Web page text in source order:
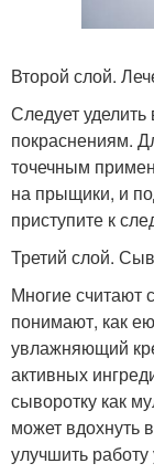
Второй слой.
Следует
покраснениям.
точечным
на прыщики, и
приступите к
Третий слой.
Многие считают
понимают, как
увлажняющий
активных
сыворотку как
может вдохнуть
улучшить